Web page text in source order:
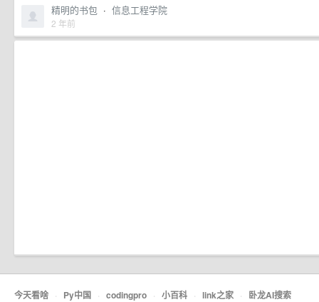
精明的书包 · 信息工程学院
2 年前
今天看啥 · Py中国 · codingpro · 小百科 · link之家 · 卧龙AI搜索